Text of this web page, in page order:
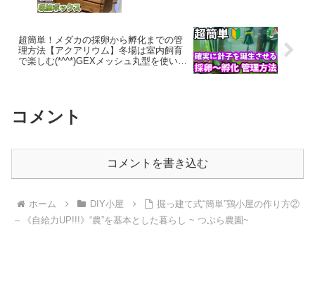
超簡単！メダカの採卵から孵化までの管
理方法【アクアリウム】冬場は室内飼育
で楽しむ(*^^*)GEXメッシュ丸型を使いま
コメント
コメントを書き込む
ホーム DIY小屋
掘っ建て式“簡単”鶏小屋の作り方②
– 《自給力UP!!!》“農”を基本とした暮らし ~ つぶら農園~